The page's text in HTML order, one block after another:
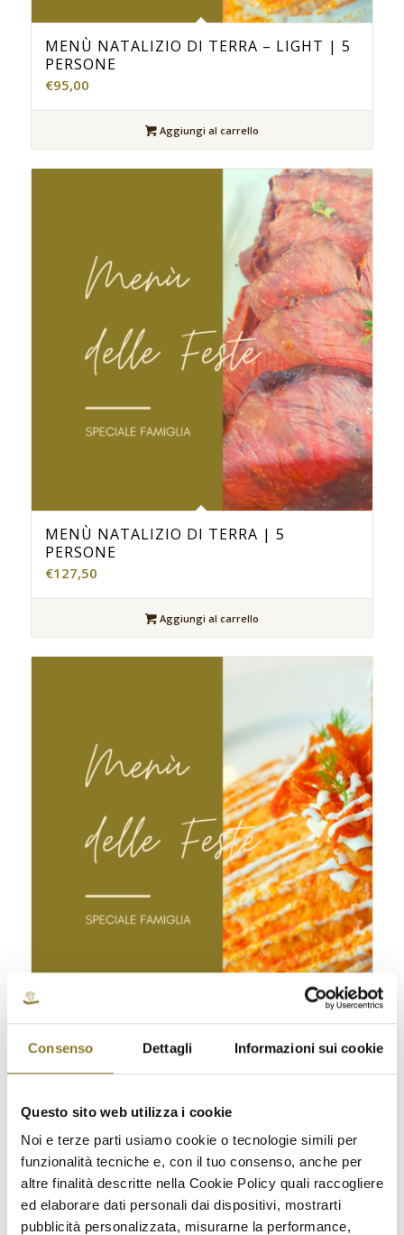
Consenso Dettagli Informazioni sui cookie
Questo sito web utilizza i cookie
Noi e terze parti usiamo cookie o tecnologie simili per
funzionalità tecniche e, con il tuo consenso, anche per
altre finalità descritte nella Cookie Policy quali raccogliere
ed elaborare dati personali dai dispositivi, mostrarti
pubblicità personalizzata, misurarne la performance,
MENÙ NATALIZIO DI TERRA – LIGHT | 5
PERSONE
€95,00
Aggiungi al carrello
MENÙ NATALIZIO DI TERRA | 5
PERSONE
€127,50
Aggiungi al carrello
MENÙ NATALIZIO DI TERRA – LIGHT |
Aggiungi al carrello